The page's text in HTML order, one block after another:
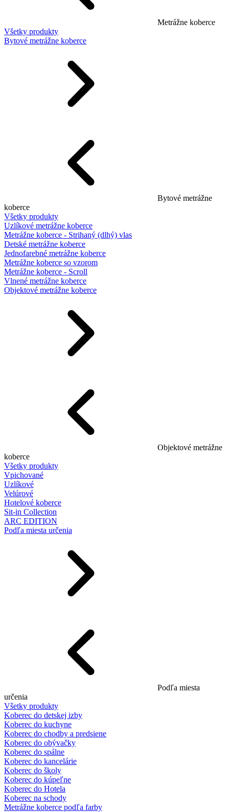
Metrážne koberce
Všetky produkty
Bytové metrážne koberce
Bytové metrážne
koberce
Všetky produkty
Uzlíkové metrážne koberce
Metrážne koberce - Strihaný (dlhý) vlas
Detské metrážne koberce
Jednofarebné metrážne koberce
Metrážne koberce so vzorom
Metrážne koberce - Scroll
Vlnené metrážne koberce
Objektové metrážne koberce
Objektové metrážne
koberce
Všetky produkty
Vpichované
Uzlíkové
Velúrové
Hotelové koberce
Sit-in Collection
ARC EDITION
Podľa miesta určenia
Podľa miesta
určenia
Všetky produkty
Koberec do detskej izby
Koberec do kuchyne
Koberec do chodby a predsiene
Koberec do obývačky
Koberec do spálne
Koberec do kancelárie
Koberec do školy
Koberec do kúpeľne
Koberec do Hotela
Koberec na schody
Metrážne koberce podľa farby